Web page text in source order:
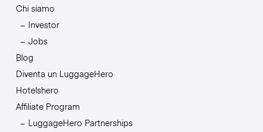
Chi siamo
Investor
Jobs
Blog
Diventa un LuggageHero
Hotelshero
Affiliate Program
LuggageHero Partnerships